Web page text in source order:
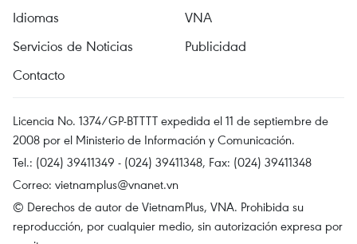
Idiomas
VNA
Servicios de Noticias
Publicidad
Contacto
Licencia No. 1374/GP-BTTTT expedida el 11 de septiembre de
2008 por el Ministerio de Información y Comunicación.
Tel.: (024) 39411349 - (024) 39411348, Fax: (024) 39411348
Correo: vietnamplus@vnanet.vn
© Derechos de autor de VietnamPlus, VNA. Prohibida su
reproducción, por cualquier medio, sin autorización expresa por